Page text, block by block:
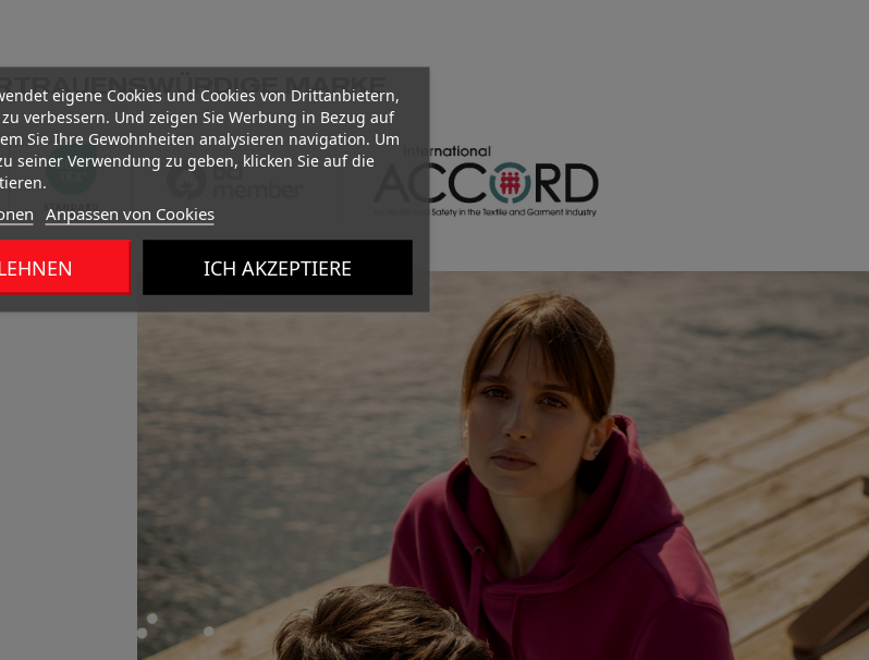
MARKE
eigene Cookies und Cookies von Drittanbietern,
verbessern. Und zeigen Sie Werbung in Bezug auf
Sie Ihre Gewohnheiten analysieren navigation. Um
seiner Verwendung zu geben, klicken Sie auf die
Anpassen von Cookies
ICH AKZEPTIERE